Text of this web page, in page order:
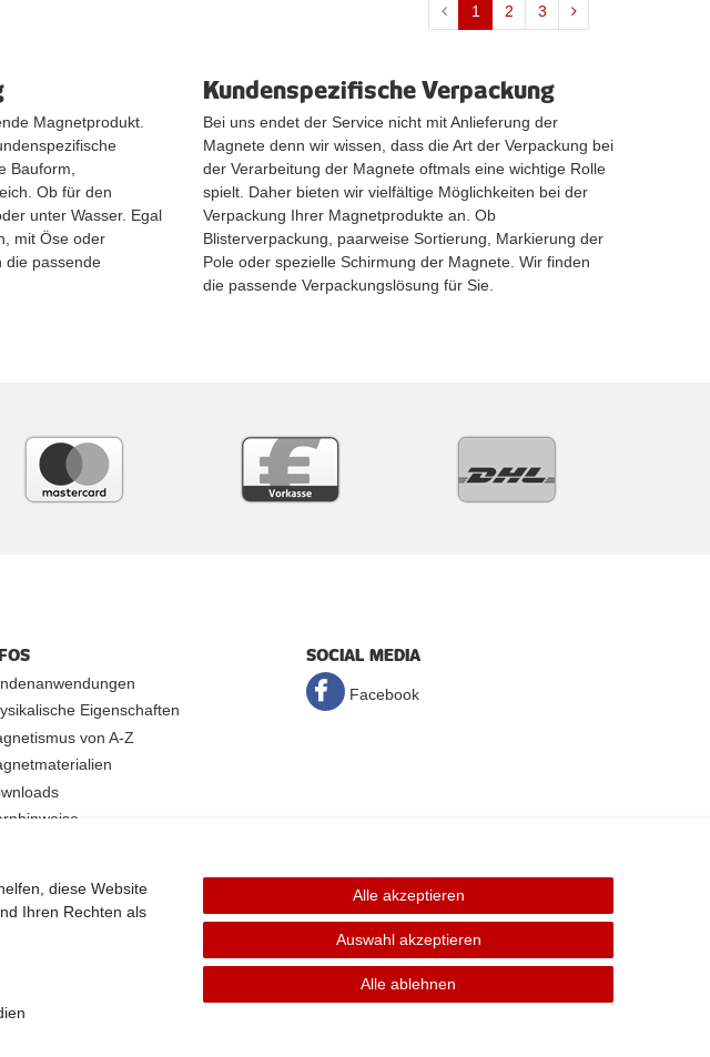
1 2 3
Magnetprodukt.
Bauform,
Ob für den
unter Wasser. Egal
mit Öse oder
die passende
Kundenspezifische Verpackung
Bei uns endet der Service nicht mit Anlieferung der
Magnete denn wir wissen, dass die Art der Verpackung bei
der Verarbeitung der Magnete oftmals eine wichtige Rolle
spielt. Daher bieten wir vielfältige Möglichkeiten bei der
Verpackung Ihrer Magnetprodukte an. Ob
Blisterverpackung, paarweise Sortierung, Markierung der
Pole oder spezielle Schirmung der Magnete. Wir finden
die passende Verpackungslösung für Sie.
Eigenschaften
von A-Z
SOCIAL MEDIA
Facebook
diese Website
Ihren Rechten als
Alle akzeptieren
Auswahl akzeptieren
Alle ablehnen